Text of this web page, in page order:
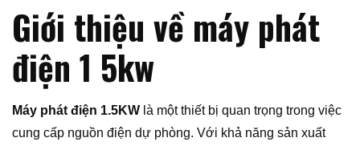
Giới thiệu về máy phát
điện 1 5kw
Máy phát điện 1.5KW là một thiết bị quan trọng trong việc
cung cấp nguồn điện dự phòng. Với khả năng sản xuất